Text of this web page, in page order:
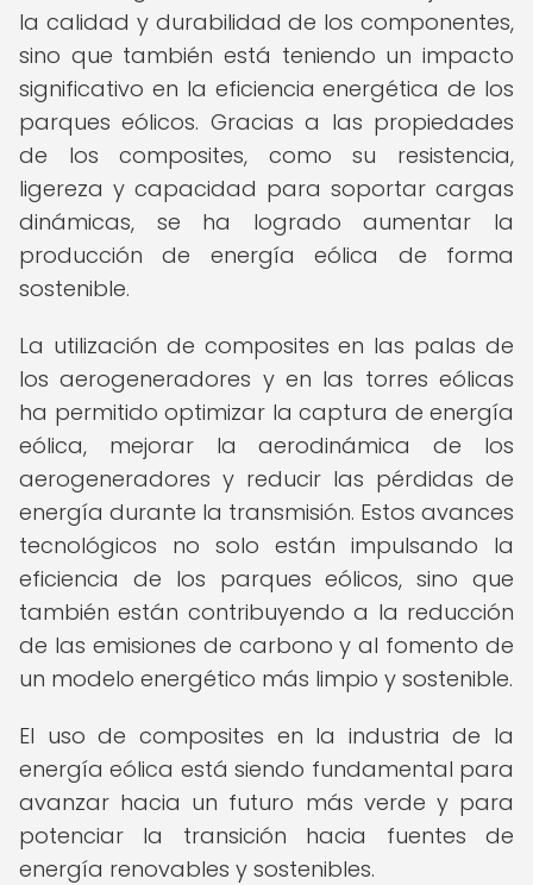
la calidad y durabilidad de los componentes,
sino que también está teniendo un impacto
significativo en la eficiencia energética de los
parques eólicos. Gracias a las propiedades
de los composites, como su resistencia,
ligereza y capacidad para soportar cargas
dinámicas, se ha logrado aumentar la
producción de energía eólica de forma
sostenible.
La utilización de composites en las palas de
los aerogeneradores y en las torres eólicas
ha permitido optimizar la captura de energía
eólica, mejorar la aerodinámica de los
aerogeneradores y reducir las pérdidas de
energía durante la transmisión. Estos avances
tecnológicos no solo están impulsando la
eficiencia de los parques eólicos, sino que
también están contribuyendo a la reducción
de las emisiones de carbono y al fomento de
un modelo energético más limpio y sostenible.
El uso de composites en la industria de la
energía eólica está siendo fundamental para
avanzar hacia un futuro más verde y para
potenciar la transición hacia fuentes de
energía renovables y sostenibles.